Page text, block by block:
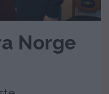
Norge